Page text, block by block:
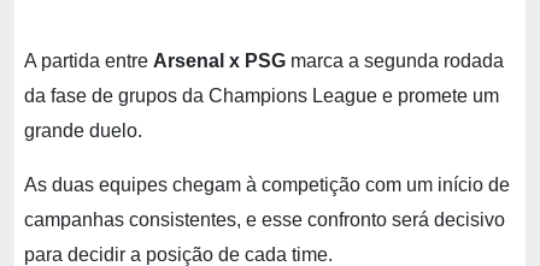
A partida entre Arsenal x PSG marca a segunda rodada
da fase de grupos da Champions League e promete um
grande duelo.
As duas equipes chegam à competição com um início de
campanhas consistentes, e esse confronto será decisivo
para decidir a posição de cada time.